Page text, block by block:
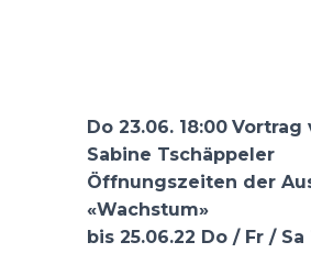
Do 23.06. 18:00 Vortrag
Sabine Tschäppeler
Öffnungszeiten der
«Wachstum»
bis 25.06.22 Do / Fr / Sa